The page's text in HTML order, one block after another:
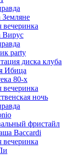
Земляне
вечеринка
Вирус
party
диска клуба
Ибица
80-х
вечеринка
ночь
фристайл
Baccardi
вечеринка